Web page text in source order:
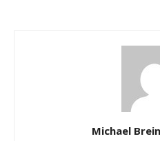
Michael